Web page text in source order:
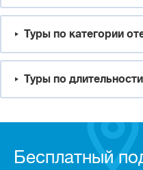
Туры по категории
Туры по длительности
Бесплатный